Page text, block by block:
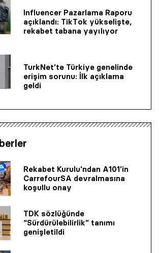
Influencer Pazarlama Raporu
açıklandı: TikTok yükselişte,
rekabet tabana yayılıyor
TurkNet’te Türkiye genelinde
erişim sorunu: İlk açıklama
geldi
Rekabet Kurulu’ndan A101’in
CarrefourSA devralmasına
koşullu onay
TDK sözlüğünde
“Sürdürülebilirlik” tanımı
genişletildi